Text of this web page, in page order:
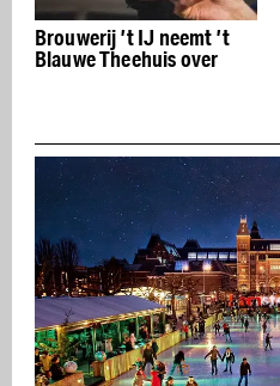
Brouwerij ’t IJ neemt ’t
Blauwe Theehuis over